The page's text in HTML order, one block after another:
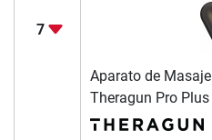
7
Aparato de Masaje
Theragun Pro Plus